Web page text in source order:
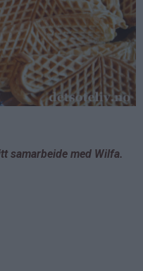
samarbeide med Wilfa.